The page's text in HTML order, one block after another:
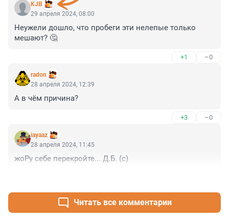
KJB
29 апреля 2024, 08:00
Неужели дошло, что пробеги эти нелепые только
мешают? 🤔
+1 –0
radon
28 апреля 2024, 12:39
А в чём причина?
+3 –0
iayaaz
28 апреля 2024, 11:45
жоРу себе перекройте... Д.Б. (с)
Читать все комментарии